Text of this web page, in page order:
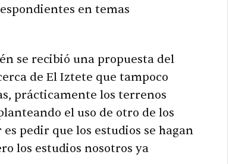
en temas
se recibió una propuesta del
de El Iztete que tampoco
prácticamente los terrenos
el uso de otro de los
pedir que los estudios se hagan
los estudios nosotros ya